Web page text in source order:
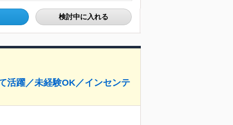
検討中に入れる
活躍／未経験OK／インセンテ